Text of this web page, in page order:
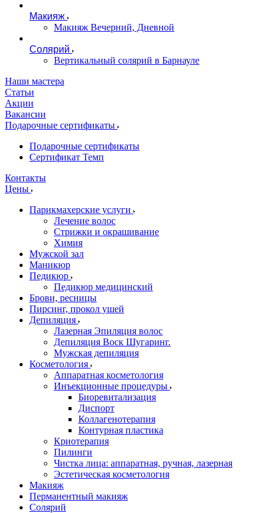
Макияж
Макияж Вечерний, Дневной
Солярий
Вертикальный солярий в Барнауле
Наши мастера
Статьи
Акции
Вакансии
Подарочные сертификаты
Подарочные сертификаты
Сертификат Темп
Контакты
Цены
Парикмахерские услуги
Лечение волос
Стрижки и окрашивание
Химия
Мужской зал
Маникюр
Педикюр
Педикюр медицинский
Брови, ресницы
Пирсинг, прокол ушей
Депиляция
Лазерная Эпиляция волос
Депиляция Воск Шугаринг.
Мужская депиляция
Косметология
Аппаратная косметология
Инъекционные процедуры
Биоревитализация
Диспорт
Коллагенотерапия
Контурная пластика
Криотерапия
Пилинги
Чистка лица: аппаратная, ручная, лазерная
Эстетическая косметология
Макияж
Перманентный макияж
Солярий